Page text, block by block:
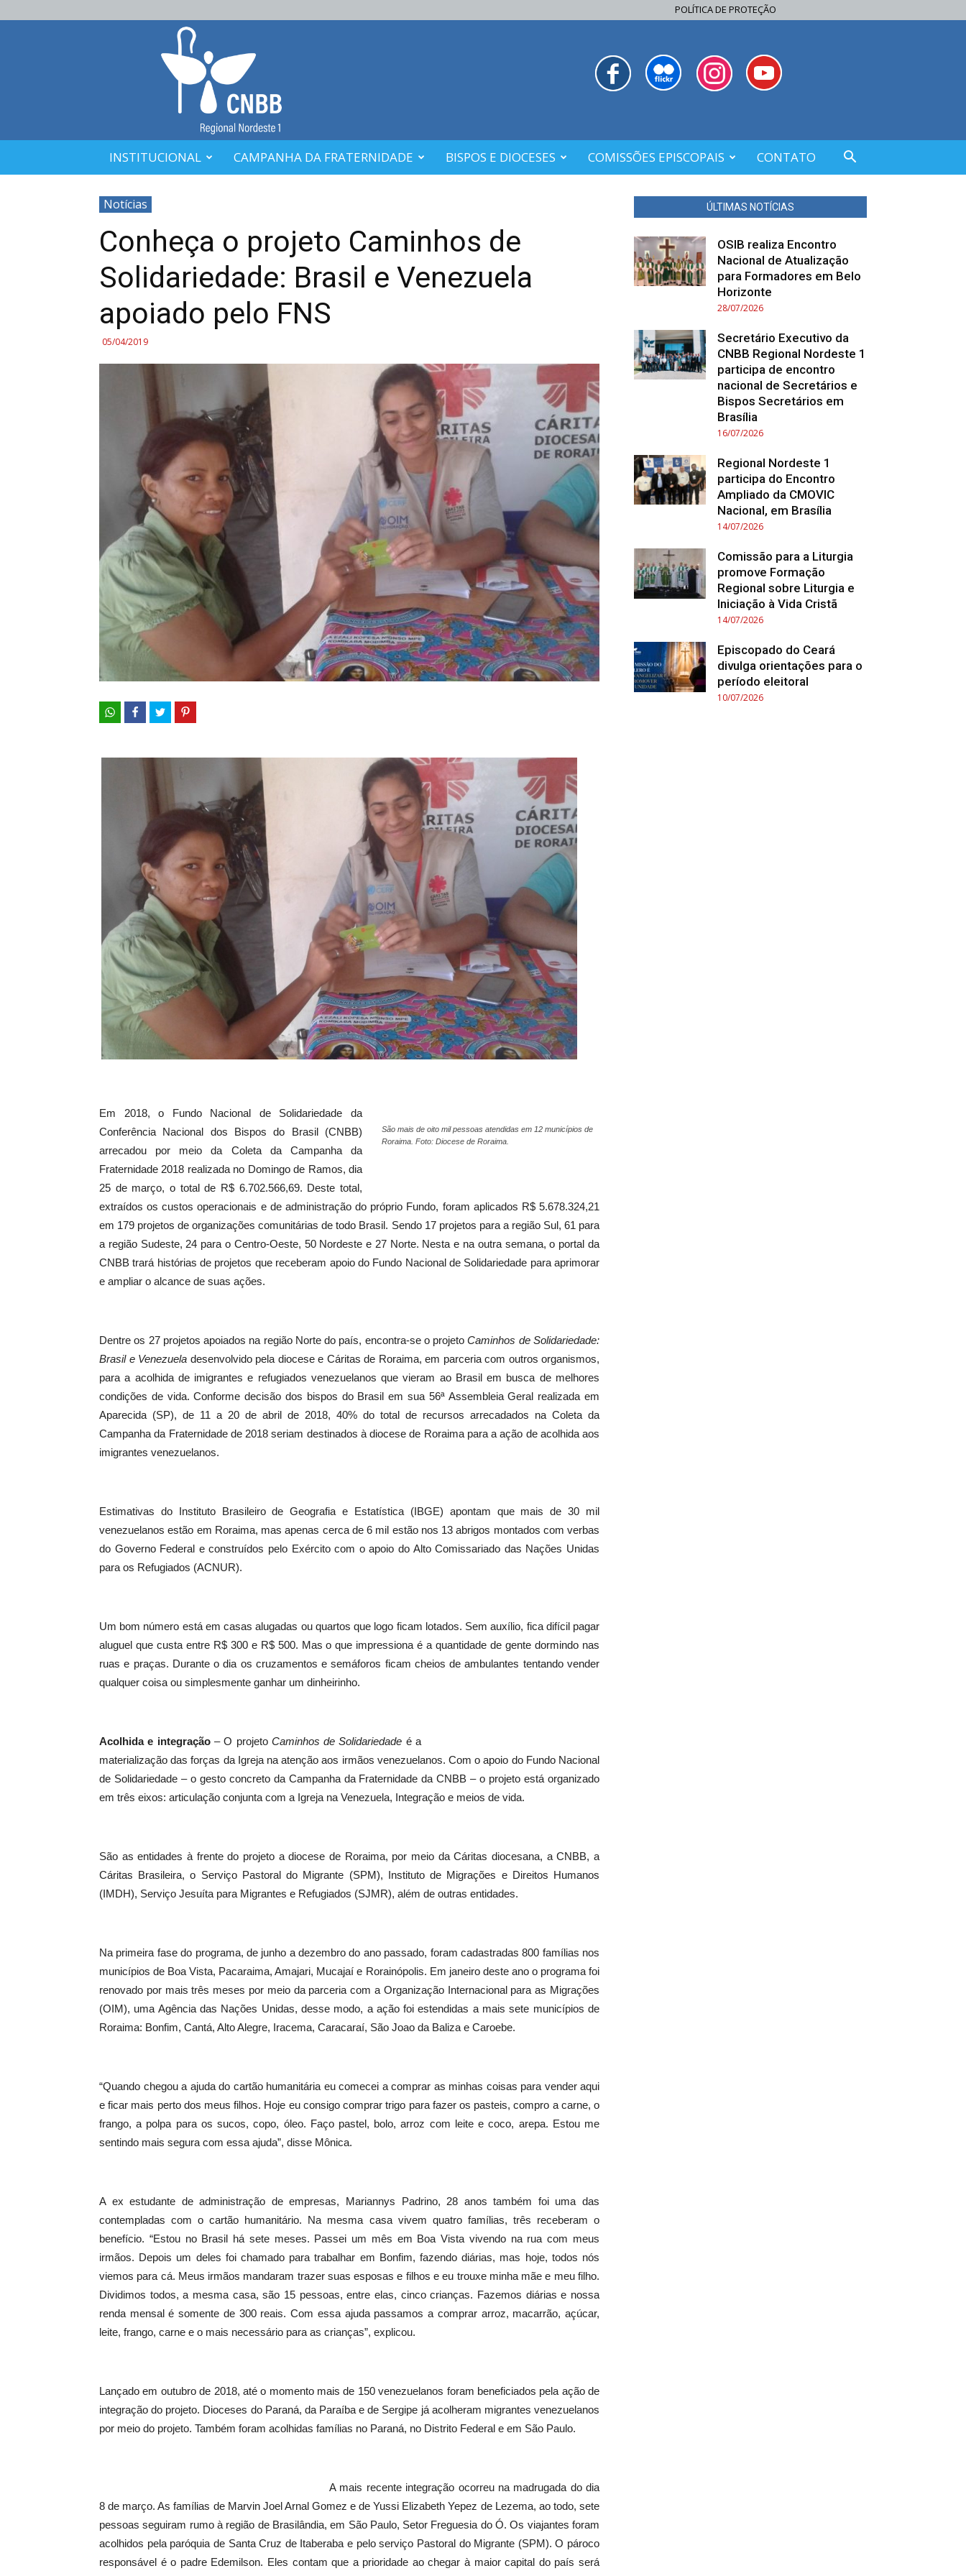
POLÍTICA DE PROTEÇÃO
Nordeste
INSTITUCIONAL CAMPANHA DA FRATERNIDADE BISPOS E DIOCESES COMISSÕES EPISCOPAIS CONTATO
Notícias
Conheça o projeto Caminhos de
Solidariedade: Brasil e Venezuela
apoiado pelo FNS
05/04/2019
São mais de oito mil pessoas atendidas em 12 municípios de
Roraima. Foto: Diocese de Roraima.
Em 2018, o Fundo Nacional de Solidariedade da
Conferência Nacional dos Bispos do Brasil (CNBB)
arrecadou por meio da Coleta da Campanha da
Fraternidade 2018 realizada no Domingo de Ramos, dia
25 de março, o total de R$ 6.702.566,69. Deste total,
extraídos os custos operacionais e de administração do próprio Fundo, foram aplicados R$ 5.678.324,21
em 179 projetos de organizações comunitárias de todo Brasil. Sendo 17 projetos para a região Sul, 61 para
a região Sudeste, 24 para o Centro-Oeste, 50 Nordeste e 27 Norte. Nesta e na outra semana, o portal da
CNBB trará histórias de projetos que receberam apoio do Fundo Nacional de Solidariedade para aprimorar
e ampliar o alcance de suas ações.
Dentre os 27 projetos apoiados na região Norte do país, encontra-se o projetoCaminhos de Solidariedade:
Brasil e Venezuela desenvolvido pela diocese e Cáritas de Roraima, em parceria com outros organismos,
para a acolhida de imigrantes e refugiados venezuelanos que vieram ao Brasil em busca de melhores
condições de vida. Conforme decisão dos bispos do Brasil em sua 56ª Assembleia Geral realizada em
Aparecida (SP), de 11 a 20 de abril de 2018, 40% do total de recursos arrecadados na Coleta da
Campanha da Fraternidade de 2018 seriam destinados à diocese de Roraima para a ação de acolhida aos
imigrantes venezuelanos.
Estimativas do Instituto Brasileiro de Geografia e Estatística (IBGE) apontam que mais de 30 mil
venezuelanos estão em Roraima, mas apenas cerca de 6 mil estão nos 13 abrigos montados com verbas
do Governo Federal e construídos pelo Exército com o apoio do Alto Comissariado das Nações Unidas
para os Refugiados (ACNUR).
Um bom número está em casas alugadas ou quartos que logo ficam lotados. Sem auxílio, fica difícil pagar
aluguel que custa entre R$ 300 e R$ 500. Mas o que impressiona é a quantidade de gente dormindo nas
ruas e praças. Durante o dia os cruzamentos e semáforos ficam cheios de ambulantes tentando vender
qualquer coisa ou simplesmente ganhar um dinheirinho.
Acolhida e integração– O projeto Caminhos de Solidariedade é a
materialização das forças da Igreja na atenção aos irmãos venezuelanos. Com o apoio do Fundo Nacional
de Solidariedade – o gesto concreto da Campanha da Fraternidade da CNBB – o projeto está organizado
em três eixos: articulação conjunta com a Igreja na Venezuela, Integração e meios de vida.
São as entidades à frente do projeto a diocese de Roraima, por meio da Cáritas diocesana, a CNBB, a
Cáritas Brasileira, o Serviço Pastoral do Migrante (SPM), Instituto de Migrações e Direitos Humanos
(IMDH), Serviço Jesuíta para Migrantes e Refugiados (SJMR), além de outras entidades.
Na primeira fase do programa, de junho a dezembro do ano passado, foram cadastradas 800 famílias nos
municípios de Boa Vista, Pacaraima, Amajari, Mucajaí e Rorainópolis. Em janeiro deste ano o programa foi
renovado por mais três meses por meio da parceria com a Organização Internacional para as Migrações
(OIM), uma Agência das Nações Unidas, desse modo, a ação foi estendidas a mais sete municípios de
Roraima: Bonfim, Cantá, Alto Alegre, Iracema, Caracaraí, São Joao da Baliza e Caroebe.
“Quando chegou a ajuda do cartão humanitária eu comecei a comprar as minhas coisas para vender aqui
e ficar mais perto dos meus filhos. Hoje eu consigo comprar trigo para fazer os pasteis, compro a carne, o
frango, a polpa para os sucos, copo, óleo. Faço pastel, bolo, arroz com leite e coco, arepa. Estou me
sentindo mais segura com essa ajuda”, disse Mônica.
A ex estudante de administração de empresas, Mariannys Padrino, 28 anos também foi uma das
contempladas com o cartão humanitário. Na mesma casa vivem quatro famílias, três receberam o
benefício. “Estou no Brasil há sete meses. Passei um mês em Boa Vista vivendo na rua com meus
irmãos. Depois um deles foi chamado para trabalhar em Bonfim, fazendo diárias, mas hoje, todos nós
viemos para cá. Meus irmãos mandaram trazer suas esposas e filhos e eu trouxe minha mãe e meu filho.
Dividimos todos, a mesma casa, são 15 pessoas, entre elas, cinco crianças. Fazemos diárias e nossa
renda mensal é somente de 300 reais. Com essa ajuda passamos a comprar arroz, macarrão, açúcar,
leite, frango, carne e o mais necessário para as crianças”, explicou.
Lançado em outubro de 2018, até o momento mais de 150 venezuelanos foram beneficiados pela ação de
integração do projeto. Dioceses do Paraná, da Paraíba e de Sergipe já acolheram migrantes venezuelanos
por meio do projeto. Também foram acolhidas famílias no Paraná, no Distrito Federal e em São Paulo.
A mais recente integração ocorreu na madrugada do dia
8 de março. As famílias de Marvin Joel Arnal Gomez e de Yussi Elizabeth Yepez de Lezema, ao todo, sete
pessoas seguiram rumo à região de Brasilândia, em São Paulo, Setor Freguesia do Ó. Os viajantes foram
acolhidos pela paróquia de Santa Cruz de Itaberaba e pelo serviço Pastoral do Migrante (SPM). O pároco
responsável é o padre Edemilson. Eles contam que a prioridade ao chegar à maior capital do país será
ÚLTIMAS NOTÍCIAS
OSIB realiza Encontro
Nacional de Atualização
para Formadores em Belo
Horizonte
28/07/2026
Secretário Executivo da
CNBB Regional Nordeste 1
participa de encontro
nacional de Secretários e
Bispos Secretários em
Brasília
16/07/2026
Regional Nordeste 1
participa do Encontro
Ampliado da CMOVIC
Nacional, em Brasília
14/07/2026
Comissão para a Liturgia
promove Formação
Regional sobre Liturgia e
Iniciação à Vida Cristã
14/07/2026
Episcopado do Ceará
divulga orientações para o
período eleitoral
10/07/2026